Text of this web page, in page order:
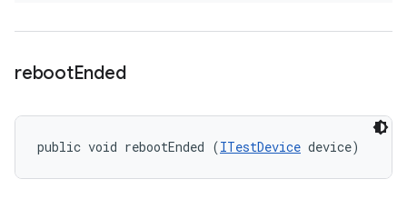
rebootEnded
public void rebootEnded (ITestDevice device)